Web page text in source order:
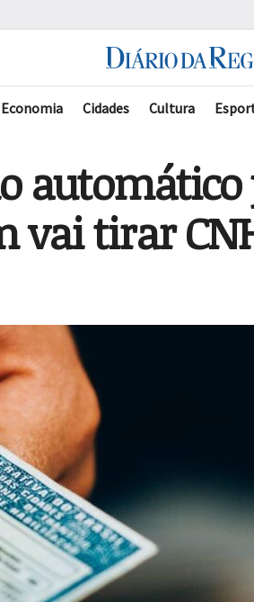
Economia Cidades Cultura
automático
vai tirar